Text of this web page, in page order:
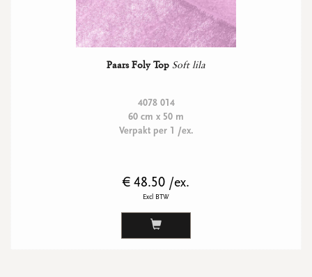
Paars Foly Top Soft lila
4078 014
60 cm x 50 m
Verpakt per 1 /ex.
€ 48.50 /ex.
Excl BTW